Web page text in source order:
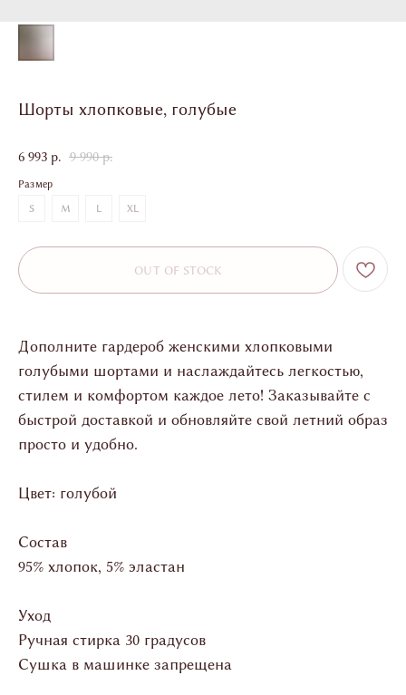
Шорты хлопковые, голубые
6 993 р. 9 990 р.
Размер
S
M L XL
OUT OF STOCK
Дополните гардероб женскими хлопковыми
голубыми шортами и наслаждайтесь легкостью,
стилем и комфортом каждое лето! Заказывайте с
быстрой доставкой и обновляйте свой летний образ
просто и удобно.
Цвет: голубой
Состав
95% хлопок, 5% эластан
Уход
Ручная стирка 30 градусов
Сушка в машинке запрещена